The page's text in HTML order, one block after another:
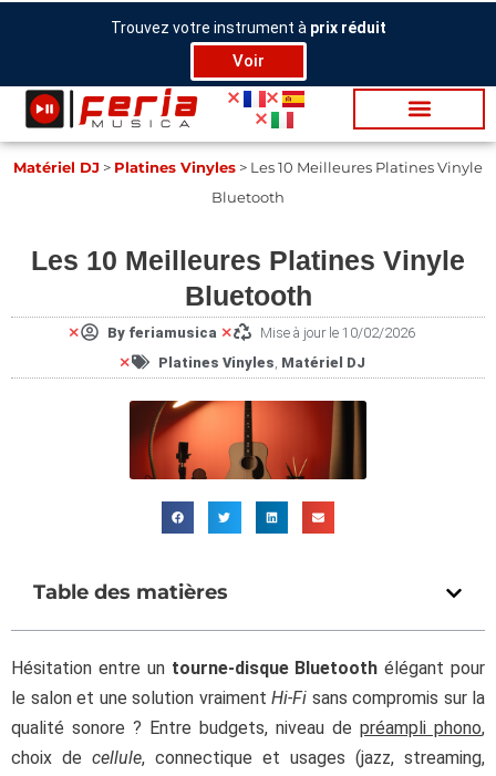
Aller
Trouvez votre instrument à prix réduit
Voir
Ma­té­riel DJ > Platines Vinyles > Les 10 Meilleures Platines Vinyle
Bluetooth
Les 10 Meilleures Platines Vinyle
Bluetooth
By feriamusica
Mise à jour le 10/02/2026
Platines Vinyles Ma­té­riel DJ
Table des matières
Hésitation entre un tourne-disque Bluetooth élégant pour
le salon et une solution vraiment Hi-Fi sans compromis sur la
qualité sonore ? Entre budgets, niveau de préampli phono,
choix de cellule, connectique et usages (jazz, streaming,